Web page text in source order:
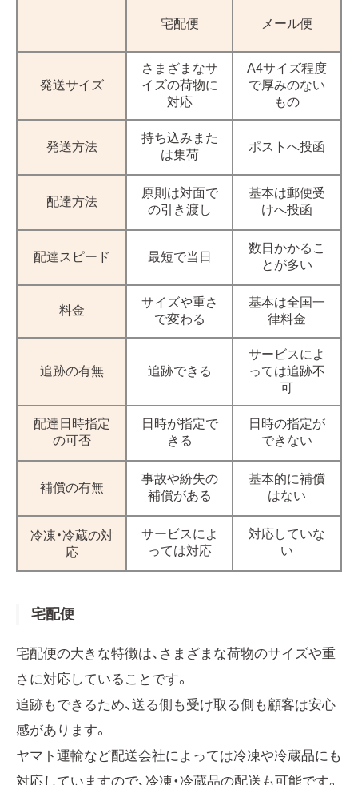
宅配便 メール便
発送サイズ
さまざまなサ
イズの荷物に
対応
A4サイズ程度
で厚みのない
もの
発送方法
持ち込みまた
は集荷
ポストへ投函
配達方法
原則は対面で
の引き渡し
基本は郵便受
けへ投函
配達スピード 最短で当日
数日かかるこ
とが多い
料金
サイズや重さ
で変わる
基本は全国一
律料金
追跡の有無 追跡できる
サービスによ
っては追跡不
可
配達日時指定
の可否
日時が指定で
きる
日時の指定が
できない
補償の有無
事故や紛失の
補償がある
基本的に補償
はない
冷凍・冷蔵の対
応
サービスによ
っては対応
対応していな
い
宅配便
宅配便の大きな特徴は、さまざまな荷物のサイズや重
さに対応していることです。
追跡もできるため、送る側も受け取る側も顧客は安心
感があります。
ヤマト運輸など配送会社によっては冷凍や冷蔵品にも
対応していますので、冷凍・冷蔵品の配送も可能です。